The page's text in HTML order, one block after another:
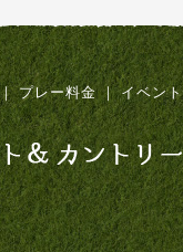
｜ プレー料金 ｜ イベン